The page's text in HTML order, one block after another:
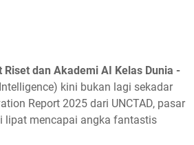
Riset dan Akademi AI Kelas Dunia -
kini bukan lagi sekadar
Report 2025 dari UNCTAD, pasar
lipat mencapai angka fantastis